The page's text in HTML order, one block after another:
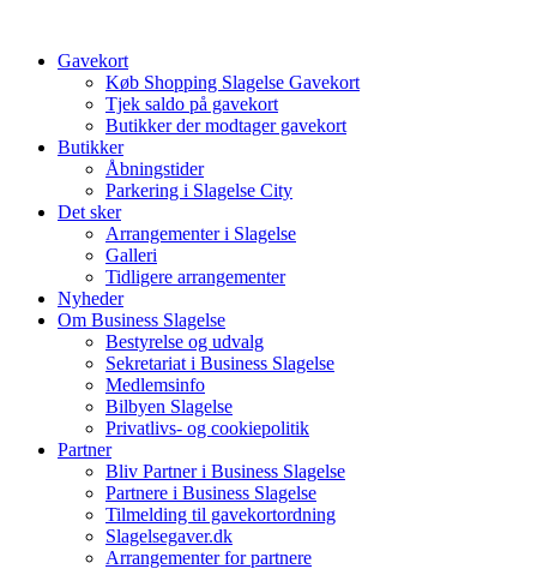
indholdGavekort
Køb Shopping Slagelse Gavekort
Tjek saldo på gavekort
Butikker der modtager gavekort
Butikker
Åbningstider
Parkering i Slagelse City
Det sker
Arrangementer i Slagelse
Galleri
Tidligere arrangementer
Nyheder
Om Business Slagelse
Bestyrelse og udvalg
Sekretariat i Business Slagelse
Medlemsinfo
Bilbyen Slagelse
Privatlivs- og cookiepolitik
Partner
Bliv Partner i Business Slagelse
Partnere i Business Slagelse
Tilmelding til gavekortordning
Slagelsegaver.dk
Arrangementer for partnere